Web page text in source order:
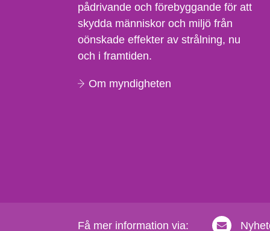
pådrivande och förebyggande för att
skydda människor och miljö från
oönskade effekter av strålning, nu
och i framtiden.
Om myndigheten
Få mer information via: